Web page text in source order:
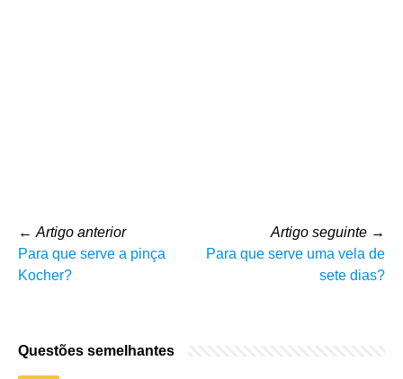
← Artigo anterior
Para que serve a pinça
Kocher?
Artigo seguinte →
Para que serve uma vela de
sete dias?
Questões semelhantes